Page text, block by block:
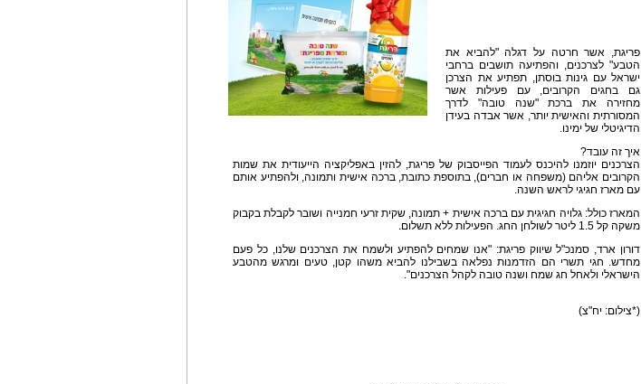
פריגת, אשר חרטה על דגלה "להביא את
הטבע" לצרכנים, והפתיעה תושבים ברחבי
ישראל עם גינות בוסתן, תפתיע את הצרכן
גם בחגים הקרובים, עם פעילות אשר
מחזירה את ברכת "שנה טובה" לדרך
המסורתית והאישית יותר, אשר אבדה בעידן
הדיגיטלי של ימינו.
איך זה עובד?
הצרכנים יוזמנו להיכנס לעמוד הפייסבוק של פריגת, להזין באפליקציה הייעודית את שמות
הקרובים אליהם (משפחה או חברים), בתוספת כתובת, ברכה אישית ותמונה, ולהפתיע אותם
עם מארז חגיגי לראש השנה.
המארז כולל: גלויה חגיגית עם ברכה אישית + תמונה, שקית זרעי חמנייה ושובר לקבלת בקבוק
משקה קל 1.5 ליטר לשולחן החג. הפעילות ללא תשלום.
דורון ארד, סמנכ"ל שיווק פריגת: "אנו שמחים להפתיע ולשמח את הצרכנים שלנו, כל פעם
מחדש. חגי תשרי הם הזדמנות נפלאה בשבילנו להביא משהו קטן, טעים ומרגש מהטבע
הישראלי ולאחל חג שמח ושנה טובה לקהל הצרכנים".
(*צילום: יח"צ)